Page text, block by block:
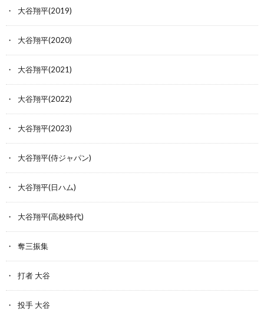
大谷翔平(2019)
大谷翔平(2020)
大谷翔平(2021)
大谷翔平(2022)
大谷翔平(2023)
大谷翔平(侍ジャパン)
大谷翔平(日ハム)
大谷翔平(高校時代)
奪三振集
打者 大谷
投手 大谷